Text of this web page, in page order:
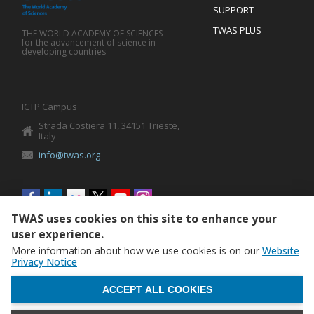
SUPPORT
TWAS PLUS
THE WORLD ACADEMY OF SCIENCES
for the advancement of science in
developing countries
ICTP Campus
Strada Costiera 11, 34151 Trieste,
Italy
info@twas.org
Social
menu
TWAS uses cookies on this site to enhance your
user experience.
More information about how we use cookies is on our Website
Privacy Notice
ACCEPT ALL COOKIES
WITHDRAW CONSENT